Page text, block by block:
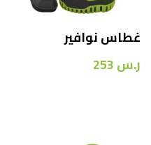
غطاس نوافير
ر.س253